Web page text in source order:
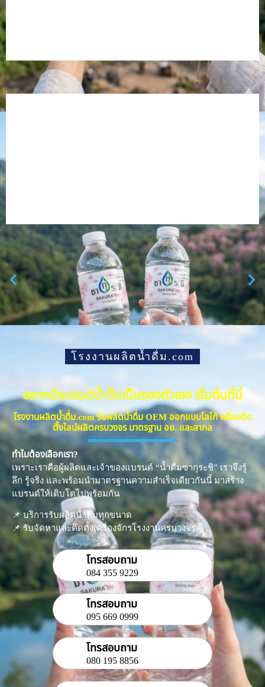
โรงงานผลิตน้ำดื่ม.com
อยากมีแบรนด์น้ำดื่มเป็นของตัวเอง เริ่มต้นที่นี่
โรงงานผลิตน้ำดื่ม.com รับผลิตน้ำดื่ม OEM ออกแบบโลโก้ พร้อมติด
ตั้งไลน์ผลิตครบวงจร มาตรฐาน อย. และสากล
ทำไมต้องเลือกเรา?
เพราะเราคือผู้ผลิตและเจ้าของแบรนด์ “น้ำดื่มซากุระชิ” เราจึงรู้
ลึก รู้จริง และพร้อมนำมาตรฐานความสำเร็จเดียวกันนี้ มาสร้าง
แบรนด์ให้เติบโตไปพร้อมกัน
​📌 บริการรับผลิตน้ำดื่มทุกขนาด
📌 รับจัดหาและติดตั้งเครื่องจักรโรงงานครบวงจร
โทรสอบถาม
084 355 9229
โทรสอบถาม
095 669 0999
โทรสอบถาม
080 195 8856